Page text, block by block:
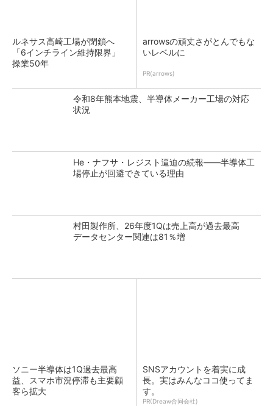
ルネサス高崎工場が閉鎖へ
「6インチライン維持限界」
操業50年
arrowsの頑丈さがとんでもな
いレベルに
PR(arrows)
令和8年熊本地震、半導体メーカー工場の対応
状況
He・ナフサ・レジスト逼迫の続報――半導体工
場停止が回避できている理由
村田製作所、26年度1Qは売上高が過去最高
データセンター関連は81％増
ソニー半導体は1Q過去最高
益、スマホ市況停滞も主要顧
客ら拡大
SNSアカウントを着実に成
長。実はみんなココ使ってま
す。
PR(Dreaw合同会社)